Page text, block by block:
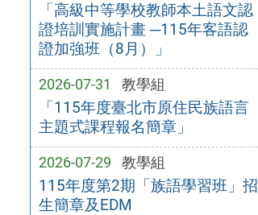
「高級中等學校教師本土語文認
證培訓實施計畫 ─115年客語認
證加強班（8月）」
2026-07-31 教學組
「115年度臺北市原住民族語言
主題式課程報名簡章」
2026-07-29 教學組
115年度第2期「族語學習班」招
生簡章及EDM